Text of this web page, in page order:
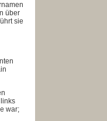
über
sie
war;